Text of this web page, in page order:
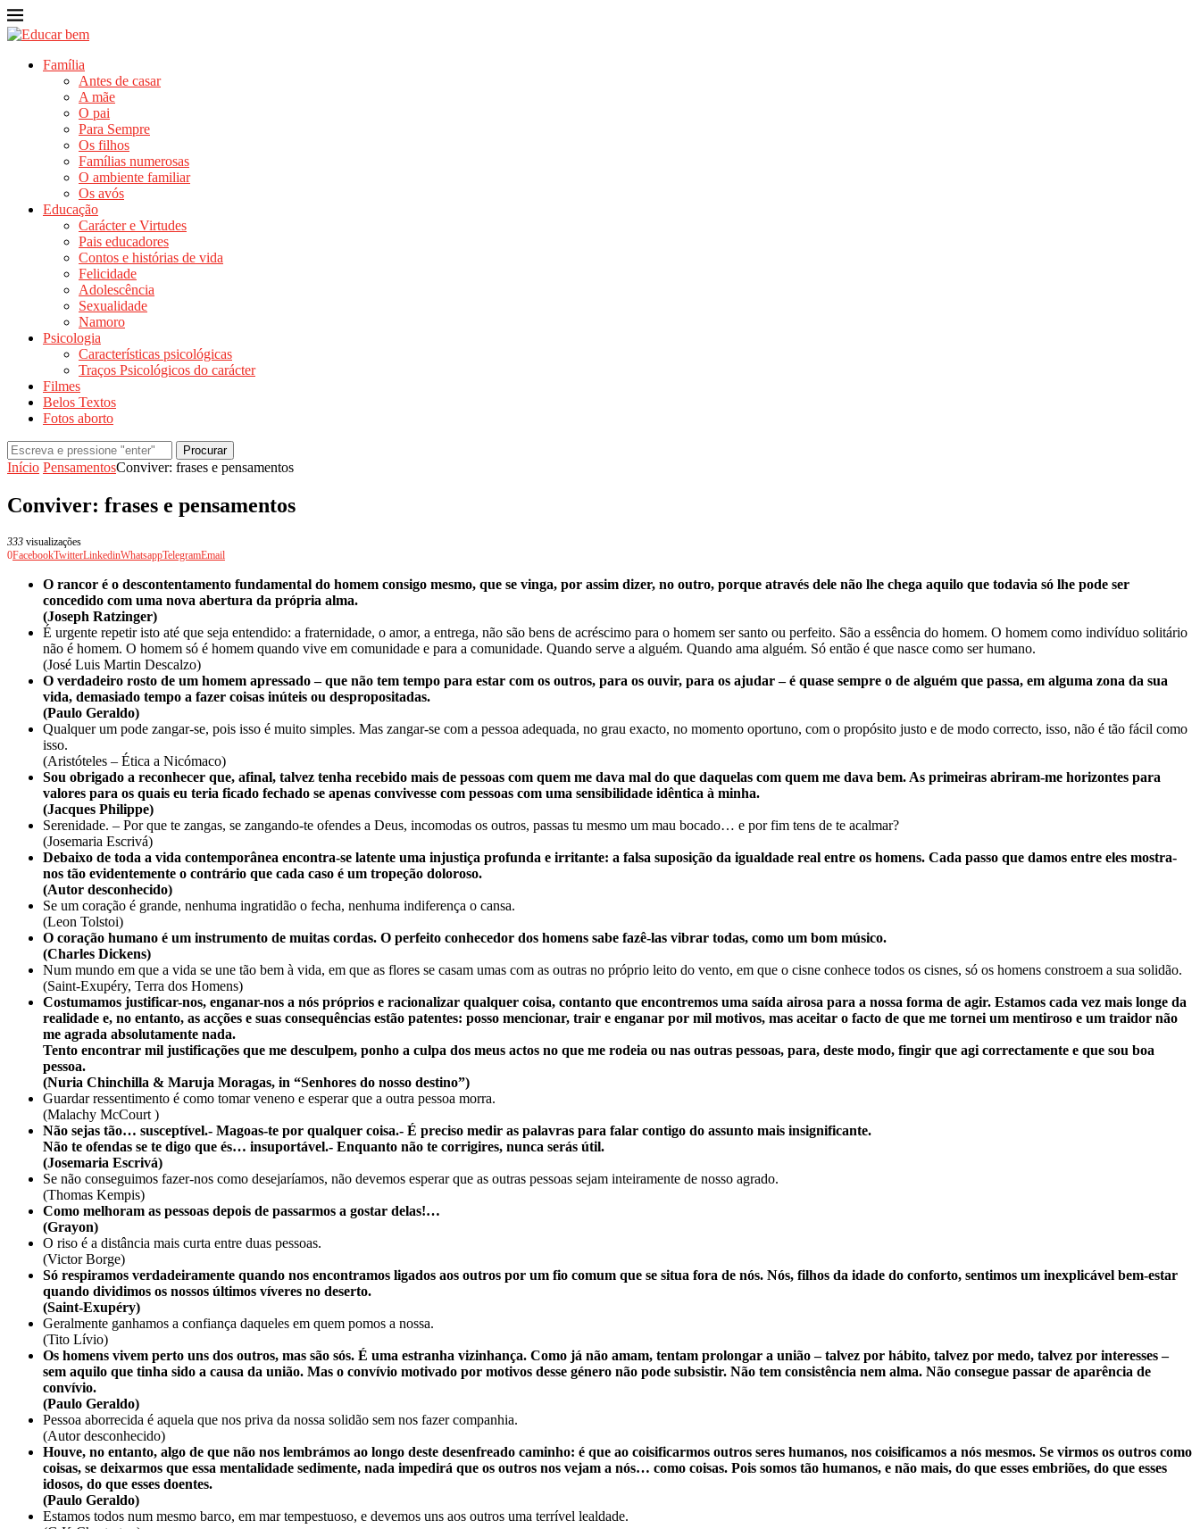
Família
Antes de casar
A mãe
O pai
Para Sempre
Os filhos
Famílias numerosas
O ambiente familiar
Os avós
Educação
Carácter e Virtudes
Pais educadores
Contos e histórias de vida
Felicidade
Adolescência
Sexualidade
Namoro
Psicologia
Características psicológicas
Traços Psicológicos do carácter
Filmes
Belos Textos
Fotos aborto
Procurar
Início PensamentosConviver: frases e pensamentos
Conviver: frases e pensamentos
333 visualizações
0FacebookTwitterLinkedinWhatsappTelegramEmail
O rancor é o descontentamento fundamental do homem consigo mesmo, que se vinga, por assim dizer, no outro, porque através dele não lhe chega aquilo que todavia só lhe pode ser
concedido com uma nova abertura da própria alma.
(Joseph Ratzinger)
É urgente repetir isto até que seja entendido: a fraternidade, o amor, a entrega, não são bens de acréscimo para o homem ser santo ou perfeito. São a essência do homem. O homem como indivíduo solitário
não é homem. O homem só é homem quando vive em comunidade e para a comunidade. Quando serve a alguém. Quando ama alguém. Só então é que nasce como ser humano.
(José Luis Martin Descalzo)
O verdadeiro rosto de um homem apressado – que não tem tempo para estar com os outros, para os ouvir, para os ajudar – é quase sempre o de alguém que passa, em alguma zona da sua
vida, demasiado tempo a fazer coisas inúteis ou despropositadas.
(Paulo Geraldo)
Qualquer um pode zangar-se, pois isso é muito simples. Mas zangar-se com a pessoa adequada, no grau exacto, no momento oportuno, com o propósito justo e de modo correcto, isso, não é tão fácil como
isso.
(Aristóteles – Ética a Nicómaco)
Sou obrigado a reconhecer que, afinal, talvez tenha recebido mais de pessoas com quem me dava mal do que daquelas com quem me dava bem. As primeiras abriram-me horizontes para
valores para os quais eu teria ficado fechado se apenas convivesse com pessoas com uma sensibilidade idêntica à minha.
(Jacques Philippe)
Serenidade. – Por que te zangas, se zangando-te ofendes a Deus, incomodas os outros, passas tu mesmo um mau bocado… e por fim tens de te acalmar?
(Josemaria Escrivá)
Debaixo de toda a vida contemporânea encontra-se latente uma injustiça profunda e irritante: a falsa suposição da igualdade real entre os homens. Cada passo que damos entre eles mostra-
nos tão evidentemente o contrário que cada caso é um tropeção doloroso.
(Autor desconhecido)
Se um coração é grande, nenhuma ingratidão o fecha, nenhuma indiferença o cansa.
(Leon Tolstoi)
O coração humano é um instrumento de muitas cordas. O perfeito conhecedor dos homens sabe fazê-las vibrar todas, como um bom músico.
(Charles Dickens)
Num mundo em que a vida se une tão bem à vida, em que as flores se casam umas com as outras no próprio leito do vento, em que o cisne conhece todos os cisnes, só os homens constroem a sua solidão.
(Saint-Exupéry, Terra dos Homens)
Costumamos justificar-nos, enganar-nos a nós próprios e racionalizar qualquer coisa, contanto que encontremos uma saída airosa para a nossa forma de agir. Estamos cada vez mais longe da
realidade e, no entanto, as acções e suas consequências estão patentes: posso mencionar, trair e enganar por mil motivos, mas aceitar o facto de que me tornei um mentiroso e um traidor não
me agrada absolutamente nada.
Tento encontrar mil justificações que me desculpem, ponho a culpa dos meus actos no que me rodeia ou nas outras pessoas, para, deste modo, fingir que agi correctamente e que sou boa
pessoa.
(Nuria Chinchilla & Maruja Moragas, in “Senhores do nosso destino”)
Guardar ressentimento é como tomar veneno e esperar que a outra pessoa morra.
(Malachy McCourt )
Não sejas tão… susceptível.- Magoas-te por qualquer coisa.- É preciso medir as palavras para falar contigo do assunto mais insignificante.
Não te ofendas se te digo que és… insuportável.- Enquanto não te corrigires, nunca serás útil.
(Josemaria Escrivá)
Se não conseguimos fazer-nos como desejaríamos, não devemos esperar que as outras pessoas sejam inteiramente de nosso agrado.
(Thomas Kempis)
Como melhoram as pessoas depois de passarmos a gostar delas!…
(Grayon)
O riso é a distância mais curta entre duas pessoas.
(Victor Borge)
Só respiramos verdadeiramente quando nos encontramos ligados aos outros por um fio comum que se situa fora de nós. Nós, filhos da idade do conforto, sentimos um inexplicável bem-estar
quando dividimos os nossos últimos víveres no deserto.
(Saint-Exupéry)
Geralmente ganhamos a confiança daqueles em quem pomos a nossa.
(Tito Lívio)
Os homens vivem perto uns dos outros, mas são sós. É uma estranha vizinhança. Como já não amam, tentam prolongar a união – talvez por hábito, talvez por medo, talvez por interesses –
sem aquilo que tinha sido a causa da união. Mas o convívio motivado por motivos desse género não pode subsistir. Não tem consistência nem alma. Não consegue passar de aparência de
convívio.
(Paulo Geraldo)
Pessoa aborrecida é aquela que nos priva da nossa solidão sem nos fazer companhia.
(Autor desconhecido)
Houve, no entanto, algo de que não nos lembrámos ao longo deste desenfreado caminho: é que ao coisificarmos outros seres humanos, nos coisificamos a nós mesmos. Se virmos os outros como
coisas, se deixarmos que essa mentalidade sedimente, nada impedirá que os outros nos vejam a nós… como coisas. Pois somos tão humanos, e não mais, do que esses embriões, do que esses
idosos, do que esses doentes.
(Paulo Geraldo)
Estamos todos num mesmo barco, em mar tempestuoso, e devemos uns aos outros uma terrível lealdade.